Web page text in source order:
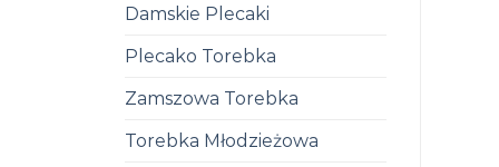
Damskie Plecaki
Plecako Torebka
Zamszowa Torebka
Torebka Młodzieżowa